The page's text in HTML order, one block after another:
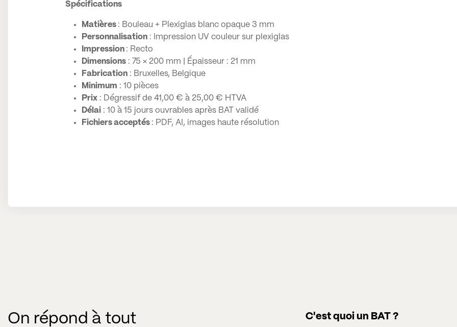
Spécifications
Matières : Bouleau + Plexiglas blanc opaque 3 mm
Personnalisation: Impression UV couleur sur plexiglas
Impression : Recto
Dimensions: 75 × 200 mm | Épaisseur : 21 mm
Fabrication: Bruxelles, Belgique
Minimum : 10 pièces
Prix: Dégressif de 41,00 € à 25,00 € HTVA
Délai: 10 à 15 jours ouvrables après BAT validé
Fichiers acceptés : PDF, AI, images haute résolution
On répond à tout C'est quoi un BAT ?